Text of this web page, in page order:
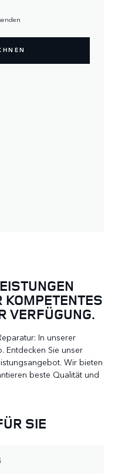
KOMPETENTES
VERFÜGUNG.
In unserer
Entdecken Sie unser
Wir bieten
beste Qualität und
SIE